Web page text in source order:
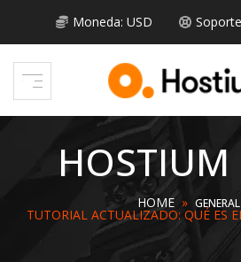
Moneda: USD Soporte
HOSTIUM
HOME» GENERAL
TUTORIAL ACTUALIZADO: QUÉ ES